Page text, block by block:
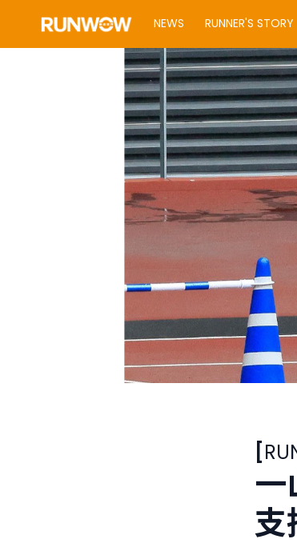
NEWS RUNNER'S STORY
一
支